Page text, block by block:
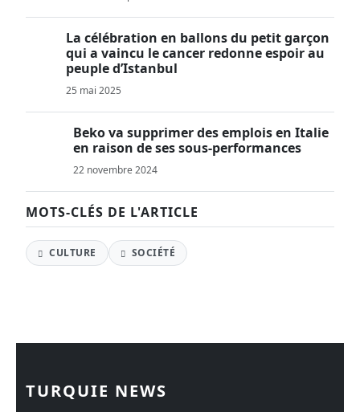
La célébration en ballons du petit garçon
qui a vaincu le cancer redonne espoir au
peuple d’Istanbul
25 mai 2025
Beko va supprimer des emplois en Italie
en raison de ses sous-performances
22 novembre 2024
MOTS-CLÉS DE L'ARTICLE
CULTURE SOCIÉTÉ
TURQUIE NEWS